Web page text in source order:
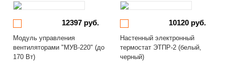
12397 руб.
Модуль управления
вентиляторами "МУВ-220" (до
170 Вт)
10120 руб.
Настенный электронный
термостат ЭТПР-2 (белый,
черный)